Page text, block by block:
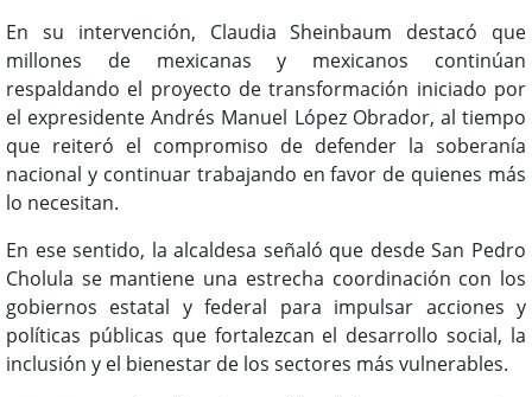
En su intervención, Claudia Sheinbaum destacó que
millones de mexicanas y mexicanos continúan
respaldando el proyecto de transformación iniciado por
el expresidente Andrés Manuel López Obrador, al tiempo
que reiteró el compromiso de defender la soberanía
nacional y continuar trabajando en favor de quienes más
lo necesitan.
En ese sentido, la alcaldesa señaló que desde San Pedro
Cholula se mantiene una estrecha coordinación con los
gobiernos estatal y federal para impulsar acciones y
políticas públicas que fortalezcan el desarrollo social, la
inclusión y el bienestar de los sectores más vulnerables.